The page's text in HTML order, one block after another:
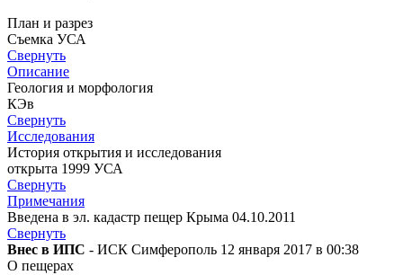
План и разрез
Съемка УСА
Свернуть
Описание
Геология и морфология
КЭв
Свернуть
Исследования
История открытия и исследования
открыта 1999 УСА
Свернуть
Примечания
Введена в эл. кадастр пещер Крыма 04.10.2011
Свернуть
Внес в ИПС - ИСК Симферополь 12 января 2017 в 00:38
О пещерах